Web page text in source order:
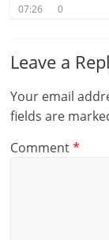
07:26
0
Leave a
Your email
fields are
Comment*